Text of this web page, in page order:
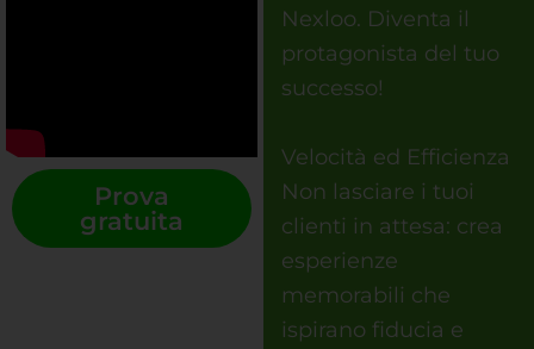
Prova
gratuita
Nexloo. Diventa il
protagonista del tuo
successo!
Velocità ed Efficienza
Non lasciare i tuoi
clienti in attesa: crea
esperienze
memorabili che
ispirano fiducia e